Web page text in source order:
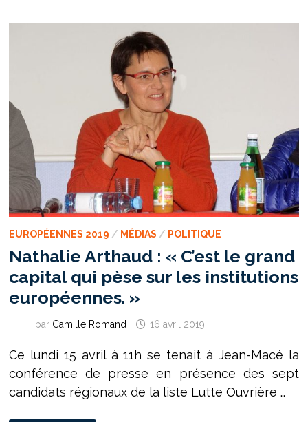
DÉCOUVRENT
EUROPÉENNES 2019 / MÉDIAS / POLITIQUE
Nathalie Arthaud : « C’est le grand
capital qui pèse sur les institutions
européennes. »
par Camille Romand 16 avril 2019
Ce lundi 15 avril à 11h se tenait à Jean-Macé la
conférence de presse en présence des sept
candidats régionaux de la liste Lutte Ouvrière …